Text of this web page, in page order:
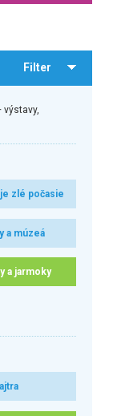
Filter
výstavy,
zlé počasie
a múzeá
a jarmoky